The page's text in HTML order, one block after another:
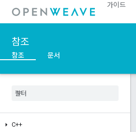
가이드
참조
참조 문서
C++